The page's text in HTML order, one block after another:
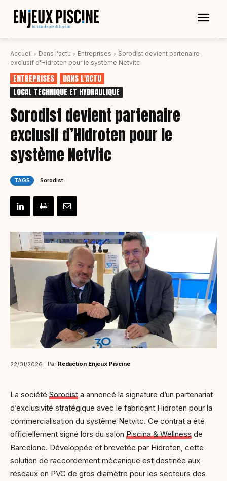
Accueil Dans l'actu Entreprises
Sorodist devient partenaire
exclusif d'Hidroten pour le système Netvitc
ENTREPRISES
DANS L'ACTU
LOCAL TECHNIQUE ET HYDRAULIQUE
Sorodist devient partenaire
exclusif d’Hidroten pour le
système Netvitc
TAGS Sorodist
22/01/2026 Par Rédaction Enjeux Piscine
La société Sorodist a annoncé la signature d’un partenariat
d’exclusivité stratégique avec le fabricant Hidroten pour la
commercialisation du système Netvitc. Ce contrat a été
officiellement signé lors du salon Piscina & Wellness de
Barcelone. Développée et brevetée par Hidroten, cette
solution de raccordement mécanique est destinée aux
réseaux en PVC de gros diamètre pour les secteurs des